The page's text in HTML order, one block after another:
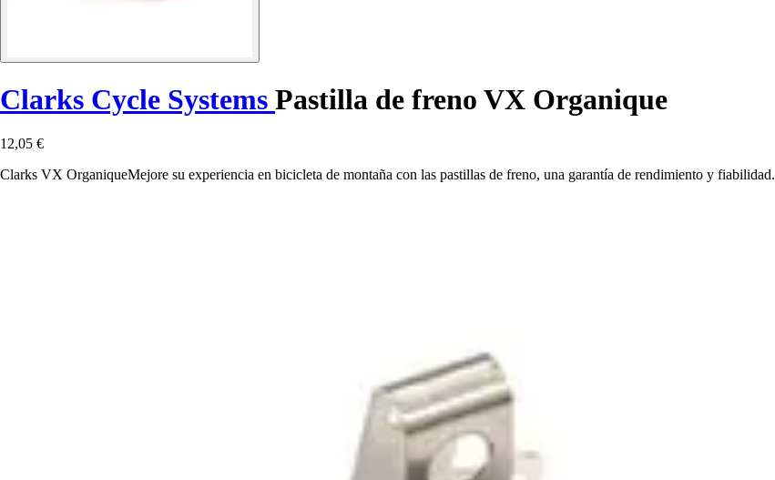
Clarks Cycle Systems Pastilla de freno VX Organique
12,05 €
Clarks VX OrganiqueMejore su experiencia en bicicleta de montaña con las pastillas de freno, una garantía de rendimiento y fiabilidad.